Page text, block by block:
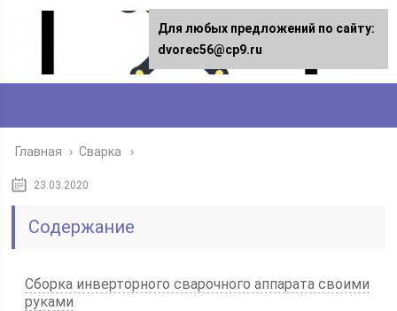
Главная › Сварка
23.03.2020
Содержание
Сборка инверторного сварочного аппарата своими
руками
Для любых предложений по сайту:
dvorec56@cp9.ru